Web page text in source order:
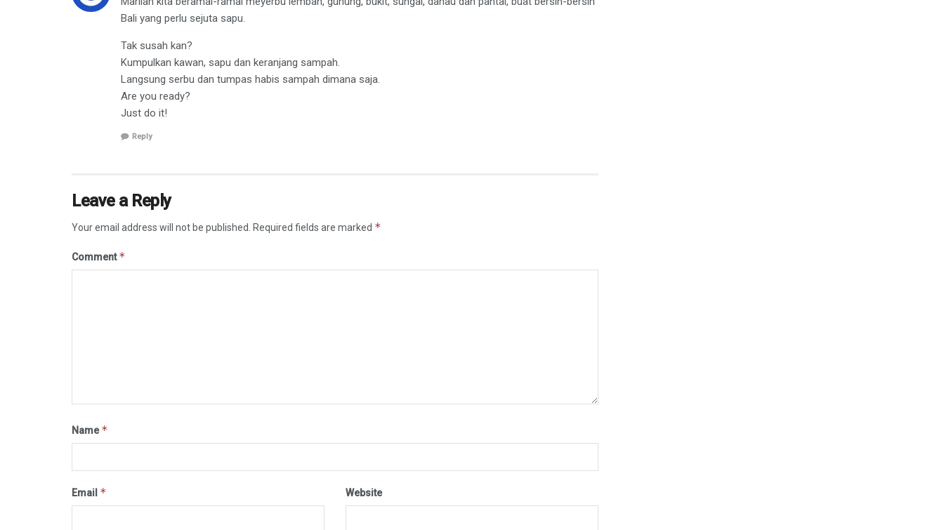
Bali yang perlu sejuta sapu.
Tak susah kan?
Kumpulkan kawan, sapu dan keranjang sampah.
Langsung serbu dan tumpas habis sampah dimana saja.
Are you ready?
Just do it!
Reply
Leave a Reply
Your email address will not be published. Required fields are marked *
Comment*
Name*
Email * Website